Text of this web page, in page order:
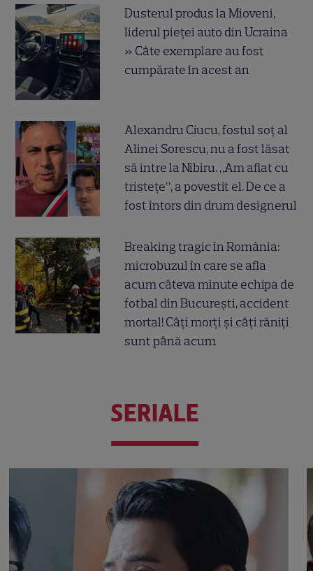
Dusterul produs la Mioveni,
liderul pieței auto din Ucraina
» Câte exemplare au fost
cumpărate în acest an
Alexandru Ciucu, fostul soț al
Alinei Sorescu, nu a fost lăsat
să intre la Nibiru. „Am aflat cu
tristețe”, a povestit el. De ce a
fost întors din drum designerul
Breaking tragic în România:
microbuzul în care se afla
acum câteva minute echipa de
fotbal din București, accident
mortal! Câți morți și câți răniți
sunt până acum
SERIALE